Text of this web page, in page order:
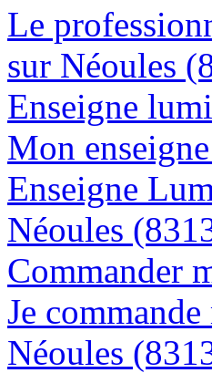
Le
sur Néoules
Enseigne
Mon
Enseigne
Néoules
Commander
Je
Néoules